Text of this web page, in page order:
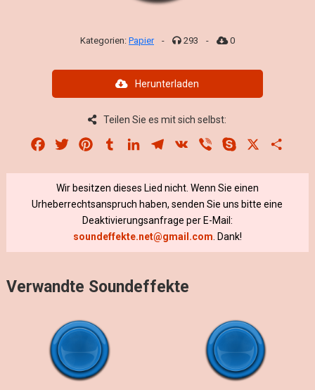
Kategorien: Papier - 293 - 0
Herunterladen
Teilen Sie es mit sich selbst:
Facebook
Twitter PinterestTumblrLinkedInTelegram
VK Viber Skype
Wir besitzen dieses Lied nicht. Wenn Sie einen
Urheberrechtsanspruch haben, senden Sie uns bitte eine
Deaktivierungsanfrage per E-Mail:
soundeffekte.net@gmail.com . Dank!
Verwandte Soundeffekte